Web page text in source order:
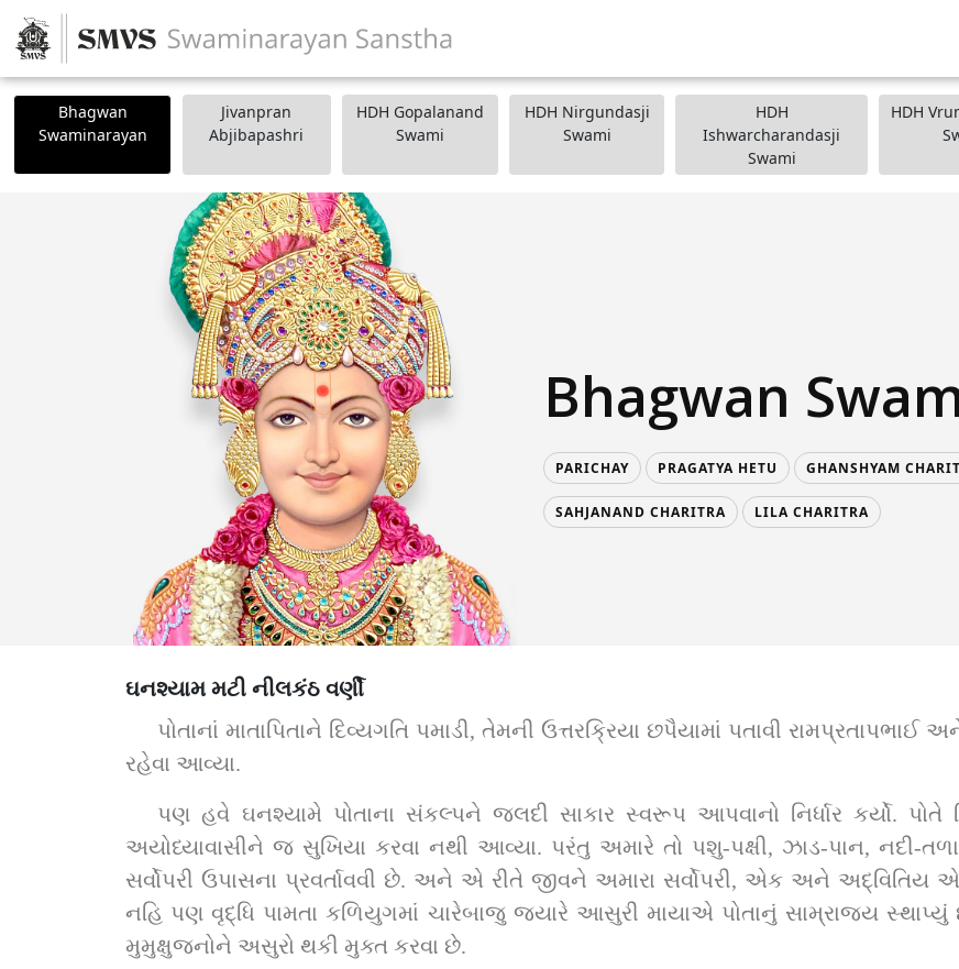
Bhagwan
Swaminarayan
Jivanpran
Abjibapashri
HDH Gopalanand
Swami
HDH Nirgundasji
Swami
HDH
Ishwarcharandasji
Swami
HDH
Bhagwan
PARICHAY PRAGATYA HETU GHANSHYAM
SAHJANAND CHARITRA LILA CHARITRA
ઘનશ્યામ મટી નીલકંઠ વર્ણી
પોતાનાં માતાપિતાને દિવ્યગતિ પમાડી, તેમની ઉત્તરક્રિયા છપૈયામાં પતાવી
રહેવા આવ્યા.
પણ હવે ઘનશ્યામે પોતાના સંકલ્પને જલદી સાકાર સ્વરૂપ આપવાનો નિર્ધાર કર્યો.
અયોધ્યાવાસીને જ સુખિયા કરવા નથી આવ્યા. પરંતુ અમારે તો પશુ-પક્ષી, ઝાડ-પાન, નદી-
સર્વોપરી ઉપાસના પ્રવર્તાવવી છે. અને એ રીતે જીવને અમારા સર્વોપરી, એક અને અદ્વિતિય
નહિ પણ વૃદ્ધિ પામતા કળિયુગમાં ચારેબાજુ જ્યારે આસુરી માયાએ પોતાનું સામ્રાજ્ય સ્થાપ્યું
મુમુક્ષુજનોને અસુરો થકી મુક્ત કરવા છે.